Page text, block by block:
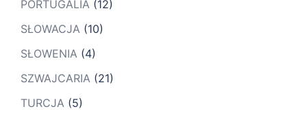
PORTUGALIA (12)
SŁOWACJA (10)
SŁOWENIA (4)
SZWAJCARIA (21)
TURCJA (5)